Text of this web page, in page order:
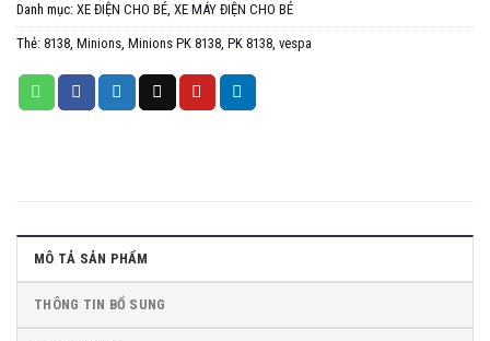
Danh mục: XE ĐIỆN CHO BÉ, XE MÁY ĐIỆN CHO BÉ
Thẻ: 8138, Minions, Minions PK 8138, PK 8138, vespa
MÔ TẢ SẢN PHẨM
THÔNG TIN BỔ SUNG